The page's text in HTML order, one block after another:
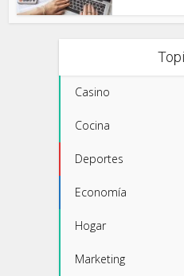
Casino
Cocina
Deportes
Economía
Hogar
Marketing